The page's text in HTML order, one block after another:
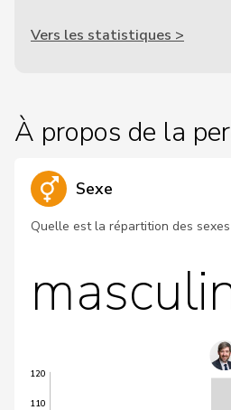
Vers les statistiques >
À propos de la
Sexe
Quelle est la répartition des
110
120